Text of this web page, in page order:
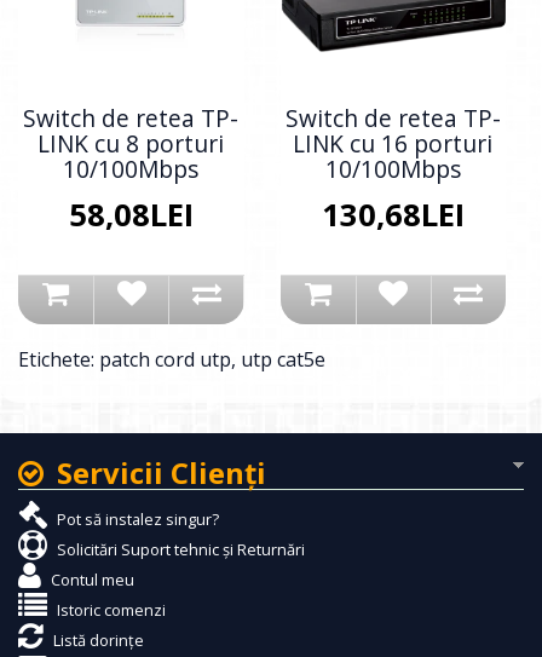
Switch de retea TP-
LINK cu 8 porturi
10/100Mbps
58,08LEI
Switch de retea TP-
LINK cu 16 porturi
10/100Mbps
130,68LEI
Etichete: patch cord utp, utp cat5e
Servicii Clienţi
Pot să instalez singur?
Solicitări Suport tehnic și Returnări
Contul meu
Istoric comenzi
Listă dorințe